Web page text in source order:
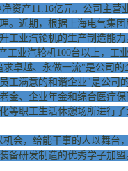
资产11.16亿元。公司主
。近期，根据上海电气集
工业汽轮机的生产制造能
业汽轮机100台以上，工
越、永做一流"是公司的
工满意的和谐企业"是公司
金、企业年金和综合医疗
等职工生活休憩场所进行
，给能干事的人以舞台，
备研发制造的优秀学子加盟